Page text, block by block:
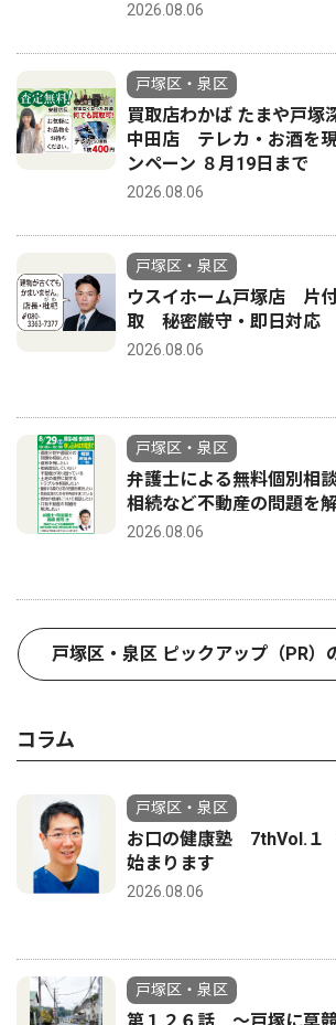
2026.08.06
戸塚区・泉区
買取店わかば たまや戸塚
中田店 テレカ・お酒を
ンペーン ８月19日まで
2026.08.06
戸塚区・泉区
ウスイホーム戸塚店 片
取 秘密厳守・即日対応
2026.08.06
戸塚区・泉区
弁護士による無料個別
相続など不動産の問題を
2026.08.06
戸塚区・泉区 ピックアップ（PR）
コラム
戸塚区・泉区
お口の健康塾 7thVol.１
始まります
2026.08.06
戸塚区・泉区